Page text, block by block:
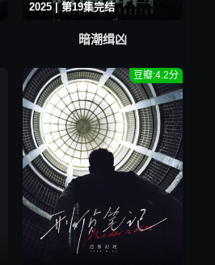
2025 | 第19集完结
暗潮缉凶
豆瓣:4.2分